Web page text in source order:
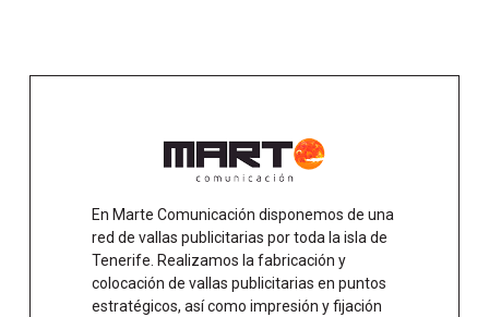
En Marte Comunicación disponemos de una
red de vallas publicitarias por toda la isla de
Tenerife. Realizamos la fabricación y
colocación de vallas publicitarias en puntos
estratégicos, así como impresión y fijación